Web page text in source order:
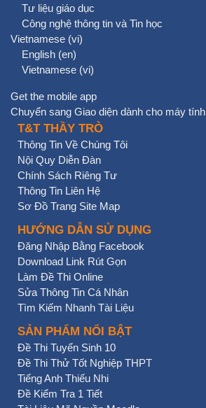
Tư liệu giáo dục
Công nghệ thông tin và Tin học
Vietnamese ‎(vi)‎
English ‎(en)‎
Vietnamese ‎(vi)‎
Get the mobile app
Chuyển sang Giao diện dành cho máy tính
T&T THẦY TRÒ
Thông Tin Về Chúng Tôi
Nội Quy Diễn Đàn
Chính Sách Riêng Tư
Thông Tin Liên Hệ
Sơ Đồ Trang Site Map
HƯỚNG DẪN SỬ DỤNG
Đăng Nhập Bằng Facebook
Download Link Rút Gọn
Làm Đề Thi Online
Sửa Thông Tin Cá Nhân
Tìm Kiếm Nhanh Tài Liệu
SẢN PHẨM NỔI BẬT
Đề Thi Tuyển Sinh 10
Đề Thi Thử Tốt Nghiệp THPT
Tiếng Anh Thiếu Nhi
Đề Kiểm Tra 1 Tiết